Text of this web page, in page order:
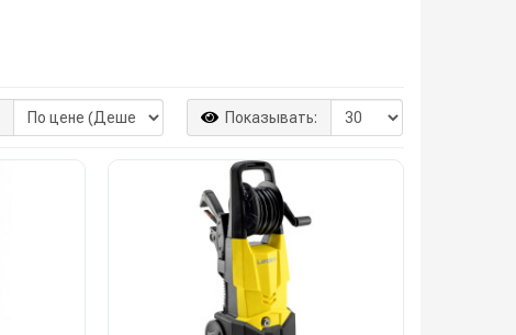
Показывать: